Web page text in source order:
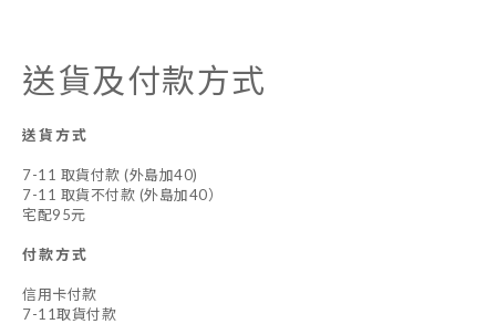
送貨及付款方式
送貨方式
7-11 取貨付款 (外島加40)
7-11 取貨不付款 (外島加40）
宅配95元
付款方式
信用卡付款
7-11取貨付款